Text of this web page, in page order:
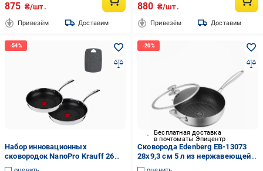
875 ₴/шт.
Привезём Доставим
880 ₴/шт.
Привезём Доставим
Набор инновационных
сковородок NanoPro Krauff 26
см и 28 см и кухонная доска (55-
Бесплатная доставка
в почтоматы Эпицентр
Сковорода Edenberg EB-13073
28х9,3 см 5 л из нержавеющей
стали с антипригарным